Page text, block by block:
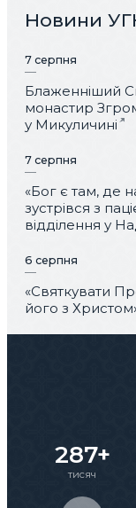
Новини
7 серпня
Блаженніший
монастир
у Микуличині
7 серпня
«Бог є там, де
зустрівся з
відділення у
6 серпня
«Святкувати
його з
287+
тисяч